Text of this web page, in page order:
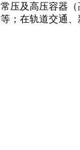
压及高压容器
；在轨道交通